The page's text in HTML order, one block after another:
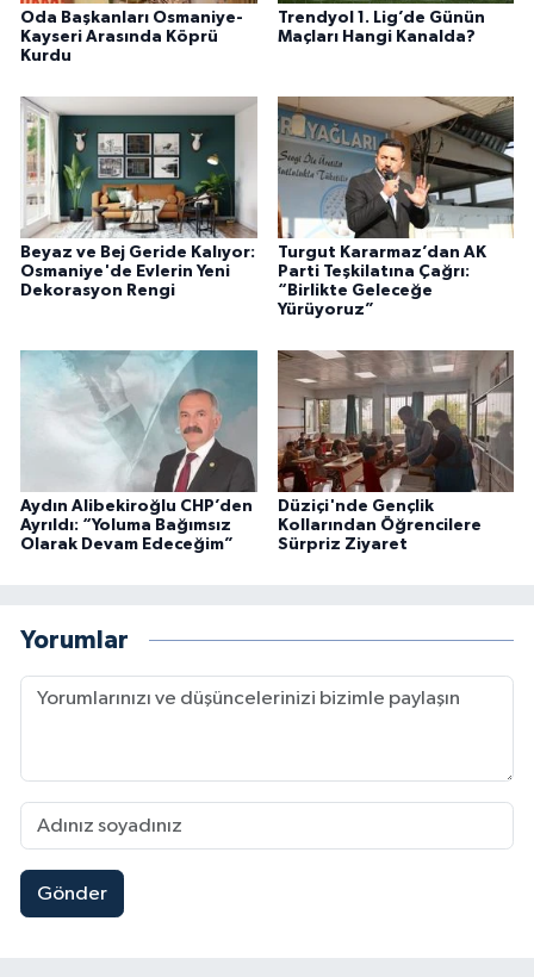
Oda Başkanları Osmaniye-
Kayseri Arasında Köprü
Kurdu
Trendyol 1. Lig’de Günün
Maçları Hangi Kanalda?
Beyaz ve Bej Geride Kalıyor:
Osmaniye'de Evlerin Yeni
Dekorasyon Rengi
Turgut Kararmaz’dan AK
Parti Teşkilatına Çağrı:
“Birlikte Geleceğe
Yürüyoruz”
Aydın Alibekiroğlu CHP’den
Ayrıldı: “Yoluma Bağımsız
Olarak Devam Edeceğim”
Düziçi'nde Gençlik
Kollarından Öğrencilere
Sürpriz Ziyaret
Yorumlar
Gönder